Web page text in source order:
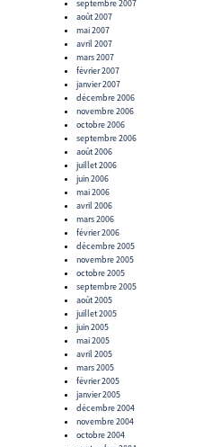
septembre 2007
août 2007
mai 2007
avril 2007
mars 2007
février 2007
janvier 2007
décembre 2006
novembre 2006
octobre 2006
septembre 2006
août 2006
juillet 2006
juin 2006
mai 2006
avril 2006
mars 2006
février 2006
décembre 2005
novembre 2005
octobre 2005
septembre 2005
août 2005
juillet 2005
juin 2005
mai 2005
avril 2005
mars 2005
février 2005
janvier 2005
décembre 2004
novembre 2004
octobre 2004